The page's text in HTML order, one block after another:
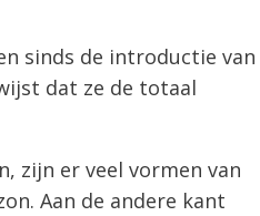
sinds de introductie van
dat ze de totaal
zijn er veel vormen van
Aan de andere kant